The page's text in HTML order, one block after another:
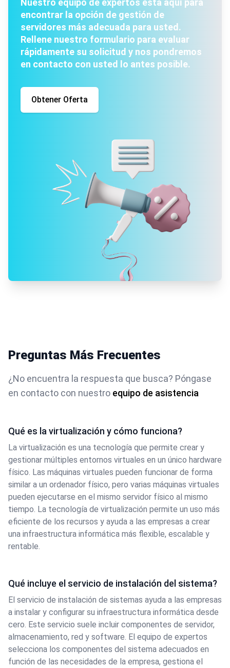
Nuestro equipo de expertos está aquí para
encontrar la opción de gestión de
servidores más adecuada para usted.
Rellene nuestro formulario para evaluar
rápidamente su solicitud y nos pondremos
en contacto con usted lo antes posible.
Obtener Oferta
Preguntas Más Frecuentes
¿No encuentra la respuesta que busca? Póngase
en contacto con nuestro equipo de asistencia
Qué es la virtualización y cómo funciona?
La virtualización es una tecnología que permite crear y
gestionar múltiples entornos virtuales en un único hardware
físico. Las máquinas virtuales pueden funcionar de forma
similar a un ordenador físico, pero varias máquinas virtuales
pueden ejecutarse en el mismo servidor físico al mismo
tiempo. La tecnología de virtualización permite un uso más
eficiente de los recursos y ayuda a las empresas a crear
una infraestructura informática más flexible, escalable y
rentable.
Qué incluye el servicio de instalación del sistema?
El servicio de instalación de sistemas ayuda a las empresas
a instalar y configurar su infraestructura informática desde
cero. Este servicio suele incluir componentes de servidor,
almacenamiento, red y software. El equipo de expertos
selecciona los componentes del sistema adecuados en
función de las necesidades de la empresa, gestiona el